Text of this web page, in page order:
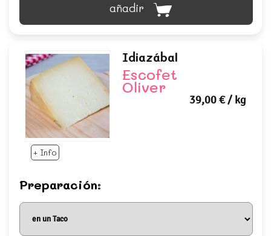
añadir
+ Info
Idiazábal
Escofet
Oliver
39,00 €/ kg
Preparación: